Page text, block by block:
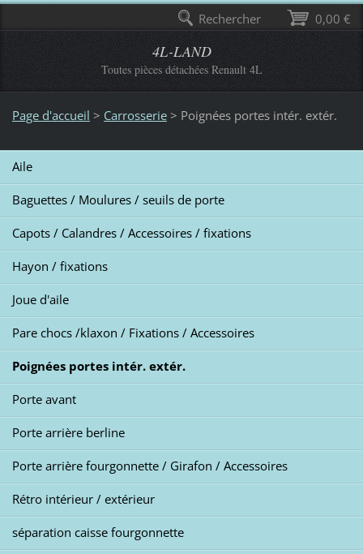
4L-LAND
Toutes pièces détachées Renault 4L
Page d'accueil > Carrosserie > Poignées portes intér. extér.
Aile
Baguettes / Moulures / seuils de porte
Capots / Calandres / Accessoires / fixations
Hayon / fixations
Joue d'aile
Pare chocs /klaxon / Fixations / Accessoires
Poignées portes intér. extér.
Porte avant
Porte arrière berline
Porte arrière fourgonnette / Girafon / Accessoires
Rétro intérieur / extérieur
séparation caisse fourgonnette
0,00 €
Rechercher